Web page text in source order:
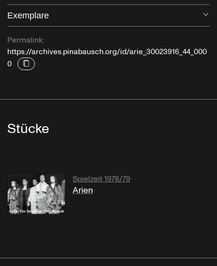
Exemplare
Permalink:
https://archives.pinabausch.org/id/arie_30023916_44_000
0
Stücke
Spielzeit 1978/79
Arien